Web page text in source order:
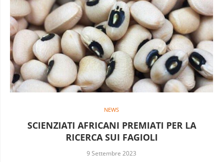
NEWS
SCIENZIATI AFRICANI PREMIATI PER LA
RICERCA SUI FAGIOLI
9 Settembre 2023